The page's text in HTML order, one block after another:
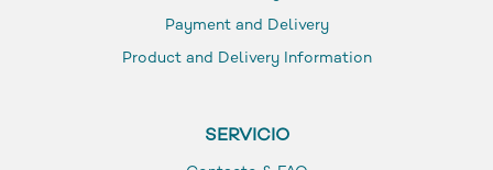
Payment and Delivery
Product and Delivery Information
SERVICIO